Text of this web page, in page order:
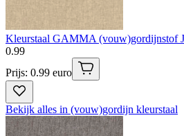
Kleurstaal GAMMA (vouw)gordijnstof
0.99
Prijs: 0.99 euro
Bekijk alles in (vouw)gordijn kleurstaal